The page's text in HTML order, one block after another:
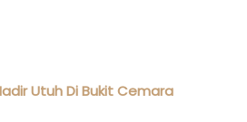
Utuh Di Bukit Cemara